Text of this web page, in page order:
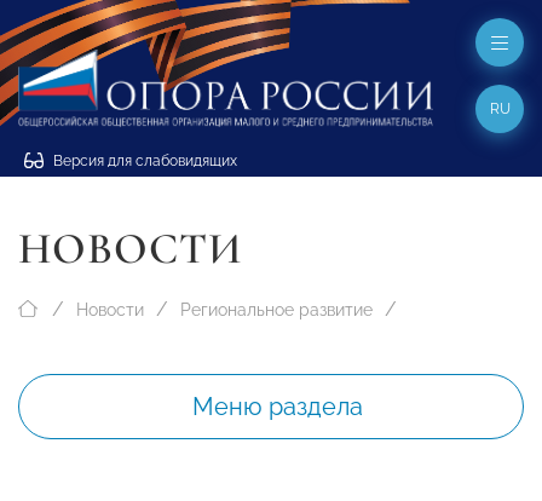
Версия для слабовидящих
RU
НОВОСТИ
Новости Региональное развитие
Меню раздела